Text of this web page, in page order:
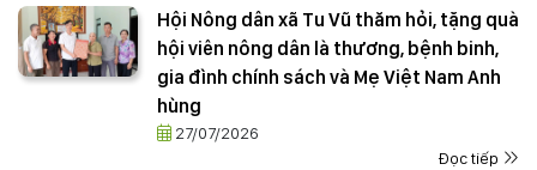
Hội Nông dân xã Tu Vũ thăm hỏi, tặng quà
hội viên nông dân là thương, bệnh binh,
gia đình chính sách và Mẹ Việt Nam Anh
hùng
27/07/2026
Đọc tiếp